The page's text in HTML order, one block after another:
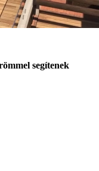
segítenek